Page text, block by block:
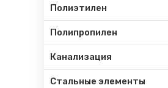
Полиэтилен
Полипропилен
Канализация
Стальные элементы